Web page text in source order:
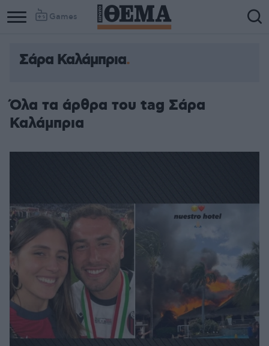
Games
Column
Column
Σάρα Καλάμπρια
Όλα τα άρθρα του tag Σάρα
Καλάμπρια